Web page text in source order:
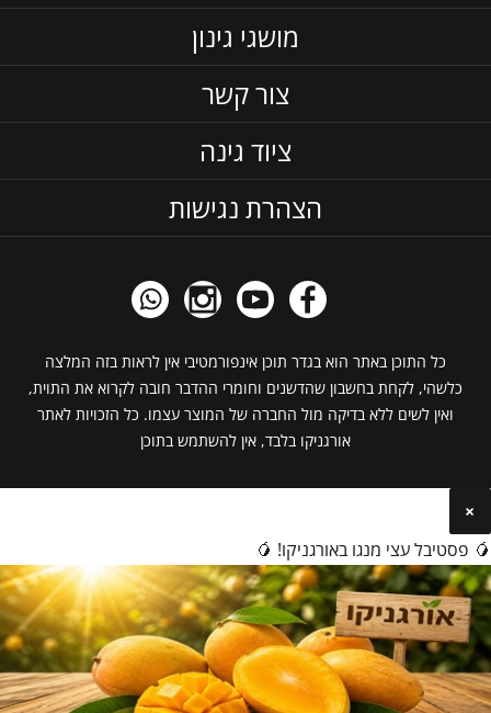
מושגי גינון
צור קשר
ציוד גינה
הצהרת נגישות
כל התוכן באתר הוא בגדר תוכן אינפורמטיבי אין לראות בזה המלצה
כלשהי, לקחת בחשבון שהדשנים וחומרי ההדבר חובה לקרוא את התוית,
ואין לשים ללא בדיקה מול החברה של המוצר עצמו. כל הזכויות לאתר
אורגניקו בלבד, אין להשתמש בתוכן
×
🥭 פסטיבל עצי מנגו באורגניקו! 🥭